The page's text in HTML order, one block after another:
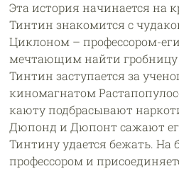
Эта история начинается на
Тинтин знакомится с
Циклоном – профессором-
мечтающим найти гробницу
Тинтин заступается за
киномагнатом
каюту подбрасывают
Дюпонд и Дюпонт сажают
Тинтину удается бежать. На
профессором и